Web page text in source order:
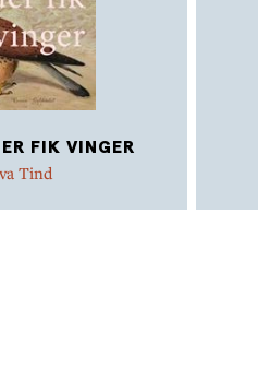
FIK VINGER
Tind